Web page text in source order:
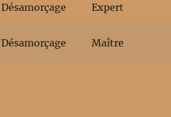
Désamorçage Expert
Désamorçage Maître